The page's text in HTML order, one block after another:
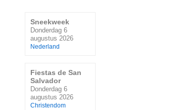
Sneekweek
Donderdag 6
augustus 2026
Nederland
Fiestas de San
Salvador
Donderdag 6
augustus 2026
Christendom